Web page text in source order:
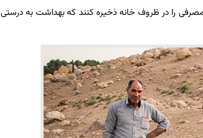
را در ظروف خانه ذخیره کنند که بهداشت به درستی